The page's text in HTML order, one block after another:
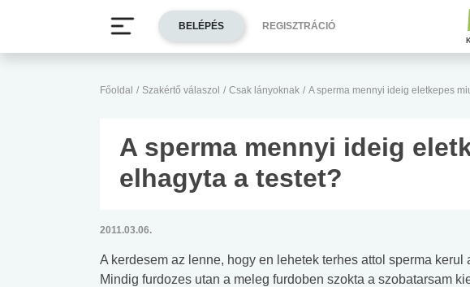
Főoldal / Szakértő válaszol / Csak lányoknak / A sperma mennyi ideig eletkepes
A sperma mennyi ideig
elhagyta a testet?
2011.03.06.
A kerdesem az lenne, hogy en lehetek terhes attol sperma
Mindig furdozes utan a meleg furdoben szokta a szobatarsam
BELÉPÉS REGISZTRÁCIÓ